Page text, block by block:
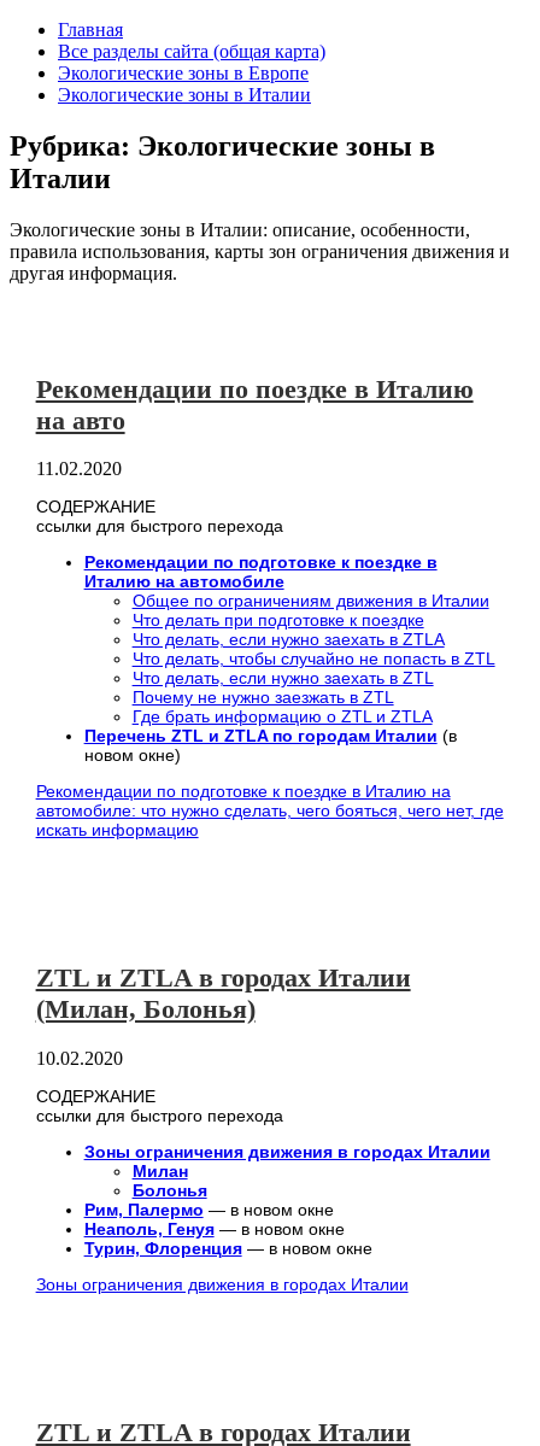
Главная
Все разделы сайта (общая карта)
Экологические зоны в Европе
Экологические зоны в Италии
Рубрика: Экологические зоны в
Италии
Экологические зоны в Италии: описание, особенности,
правила использования, карты зон ограничения движения и
другая информация.
Рекомендации по поездке в Италию
на авто
11.02.2020
СОДЕРЖАНИЕ
ссылки для быстрого перехода
Рекомендации по подготовке к поездке в
Италию на автомобиле
Общее по ограничениям движения в Италии
Что делать при подготовке к поездке
Что делать, если нужно заехать в ZTLA
Что делать, чтобы случайно не попасть в ZTL
Что делать, если нужно заехать в ZTL
Почему не нужно заезжать в ZTL
Где брать информацию о ZTL и ZTLA
Перечень ZTL и ZTLA по городам Италии (в
новом окне)
Рекомендации по подготовке к поездке в Италию на
автомобиле: что нужно сделать, чего бояться, чего нет, где
искать информацию
ZTL и ZTLA в городах Италии
(Милан, Болонья)
10.02.2020
СОДЕРЖАНИЕ
ссылки для быстрого перехода
Зоны ограничения движения в городах Италии
Милан
Болонья
Рим, Палермо — в новом окне
Неаполь, Генуя— в новом окне
Турин, Флоренция— в новом окне
Зоны ограничения движения в городах Италии
ZTL и ZTLA в городах Италии